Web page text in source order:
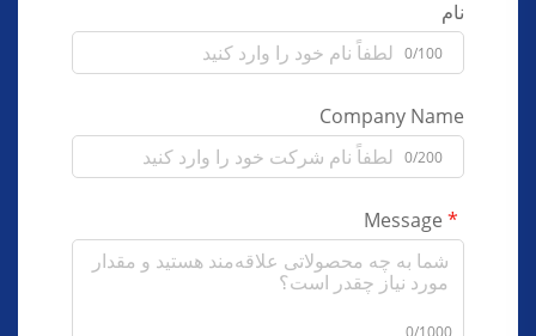
نام
0/100
Company Name
0/200